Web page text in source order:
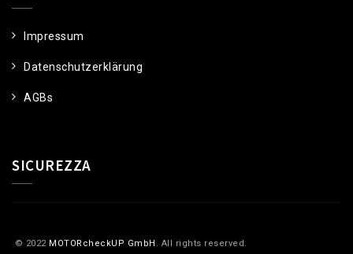
Impressum
Datenschutzerklärung
AGBs
SICUREZZA
© 2022 MOTORcheckUP GmbH . All rights reserved.